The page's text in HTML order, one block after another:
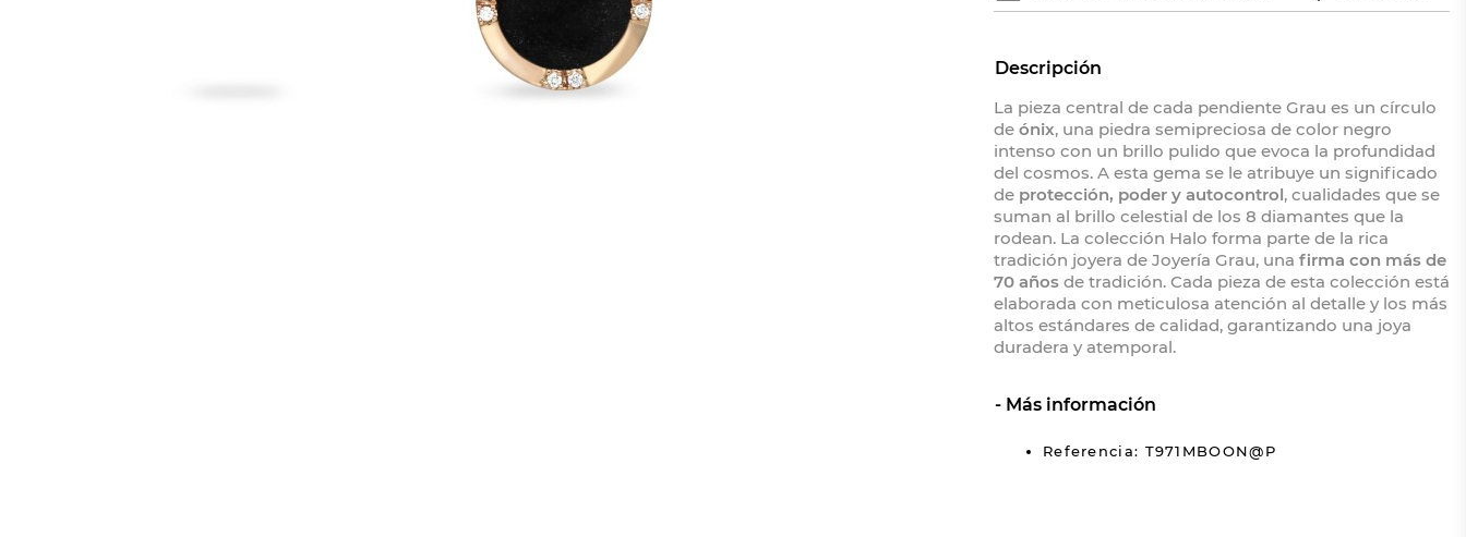
Descripción
La pieza central de cada pendiente Grau es un círculo
de ónix, una piedra semipreciosa de color negro
intenso con un brillo pulido que evoca la profundidad
del cosmos. A esta gema se le atribuye un significado
deprotección, poder y autocontrol, cualidades que se
suman al brillo celestial de los 8 diamantes que la
rodean. La colección Halo forma parte de la rica
tradición joyera de Joyería Grau, una firma con más de
70 años de tradición. Cada pieza de esta colección está
elaborada con meticulosa atención al detalle y los más
altos estándares de calidad, garantizando una joya
duradera y atemporal.
Más información
Referencia: T971MBOON@P